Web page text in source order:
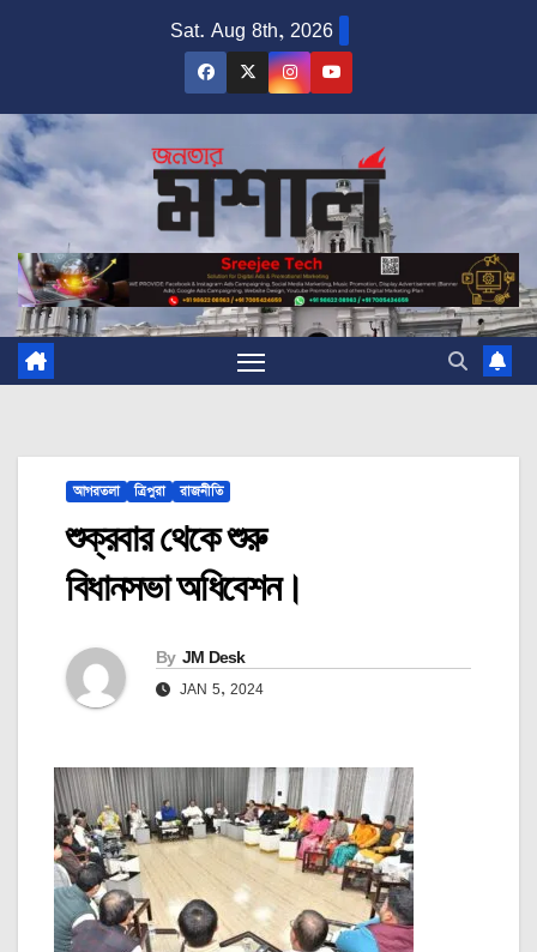
Sat. Aug 8th, 2026
আগরতলা ত্রিপুরা রাজনীতি
শুক্রবার থেকে শুরু
বিধানসভা অধিবেশন।
By JM Desk
JAN 5, 2024